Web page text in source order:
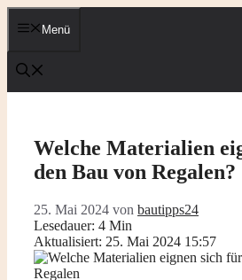
Zum
Inhalt Menü
Welche Materialien
den Bau von Regalen?
25. Mai 2024 von bautipps24
Lesedauer: 4 Min
Aktualisiert: 25. Mai 2024 15:57